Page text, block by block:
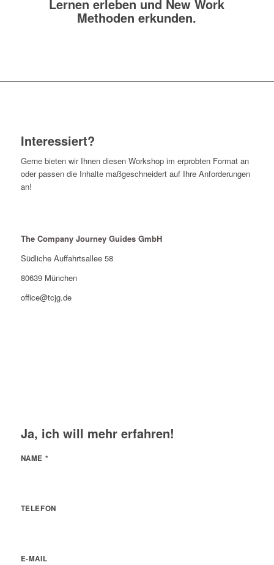
Lernen erleben und New Work
Methoden erkunden.
Interessiert?
Gerne bieten wir Ihnen diesen Workshop im erprobten Format an
oder passen die Inhalte maßgeschneidert auf Ihre Anforderungen
an!
The Company Journey Guides GmbH
Südliche Auffahrtsallee 58
80639 München
office@tcjg.de
Ja, ich will mehr erfahren!
NAME *
TELEFON
E-MAIL